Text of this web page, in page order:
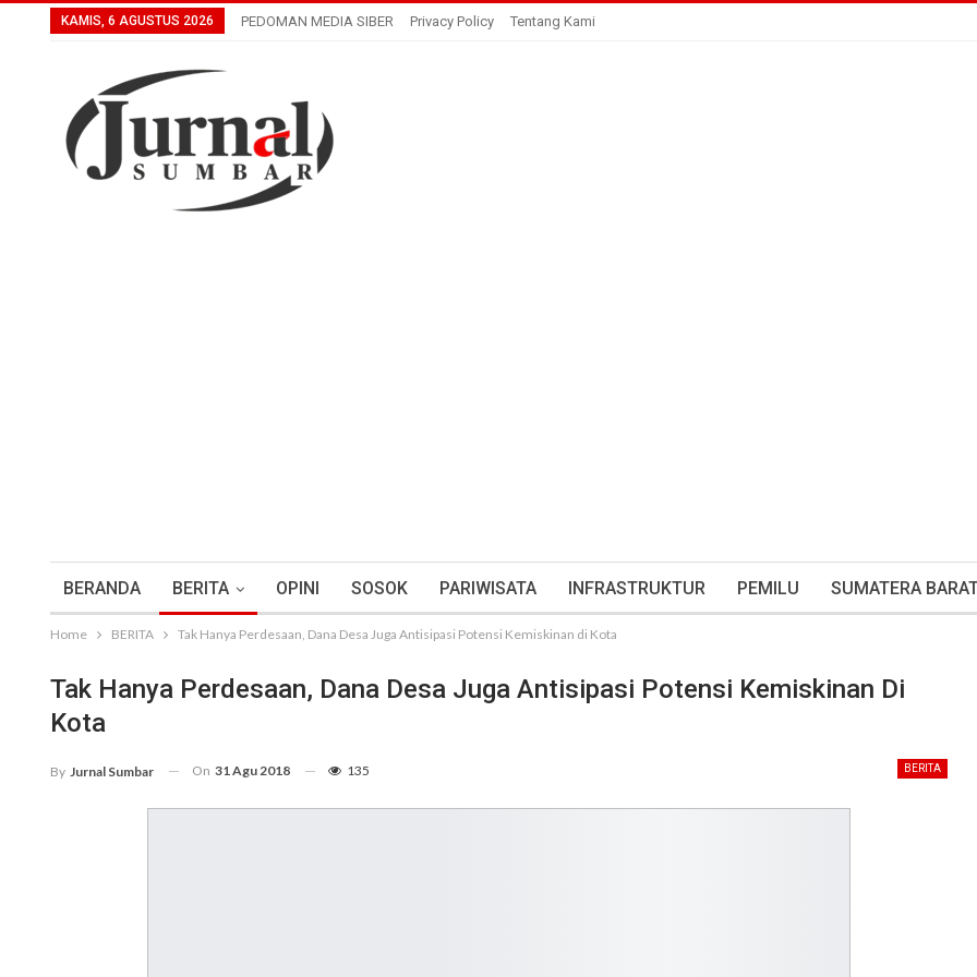
KAMIS, 6 AGUSTUS 2026 PEDOMAN MEDIA SIBER Privacy Policy Tentang Kami
BERANDA BERITA OPINI SOSOK PARIWISATA INFRASTRUKTUR PEMILU SUMATERA
Home BERITA Tak Hanya Perdesaan, Dana Desa Juga Antisipasi Potensi Kemiskinan di Kota
Tak Hanya Perdesaan, Dana Desa Juga Antisipasi Potensi Kemiskinan Di
Kota
BERITA
By Jurnal Sumbar On 31 Agu 2018 135